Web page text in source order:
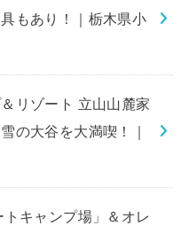
もあり！｜栃木県小
リゾート 立山山麓家
の大谷を大満喫！｜
キャンプ場」＆オレ